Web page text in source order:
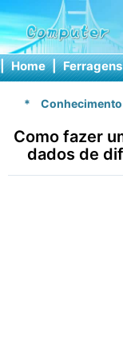
| Home | Ferragens
*
Como fazer
dados de